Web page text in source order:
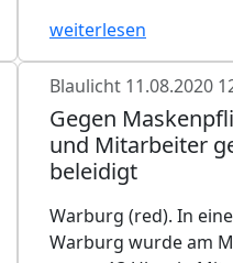
weiterlesen
Blaulicht 11.08.2020
Gegen
und Mitarbeiter
beleidigt
Warburg (red). In
Warburg wurde am